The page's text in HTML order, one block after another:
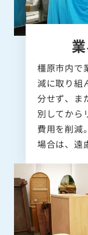
橿原市内で
減に取り組
分せず、ま
別してから
費用を削減
場合は、遠